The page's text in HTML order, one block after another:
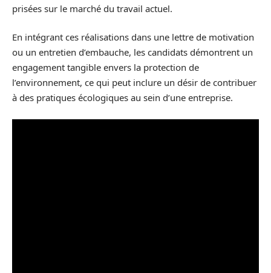
prisées sur le marché du travail actuel.
En intégrant ces réalisations dans une lettre de motivation
ou un entretien d’embauche, les candidats démontrent un
engagement tangible envers la protection de
l’environnement, ce qui peut inclure un désir de contribuer
à des pratiques écologiques au sein d’une entreprise.